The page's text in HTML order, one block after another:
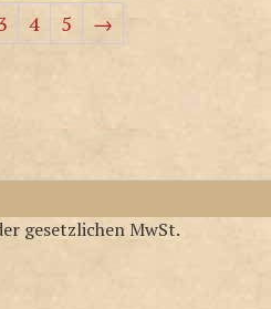
4 5 →
gesetzlichen MwSt.